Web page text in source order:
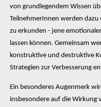
von grundlegendem Wissen
TeilnehmerInnen werden
zu erkunden - jene
lassen können. Gemeinsam
konstruktive und destruktive
Strategien zur Verbesserung
Ein besonderes Augenmerk
insbesondere auf die Wirkung